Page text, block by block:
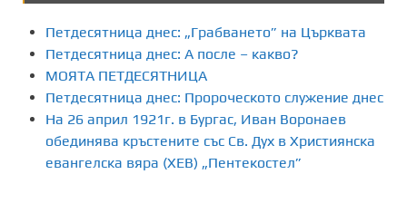
Петдесятница днес: „Грабването” на Църквата
Петдесятница днес: А после – какво?
МОЯТА ПЕТДЕСЯТНИЦА
Петдесятница днес: Пророческото служение днес
На 26 април 1921г. в Бургас, Иван Воронаев
обединява кръстените със Св. Дух в Християнска
евангелска вяра (ХЕВ) „Пентекостел”